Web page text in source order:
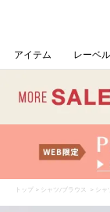
アイテム レーベル
トップ > シャツ/ブラウス > シャ